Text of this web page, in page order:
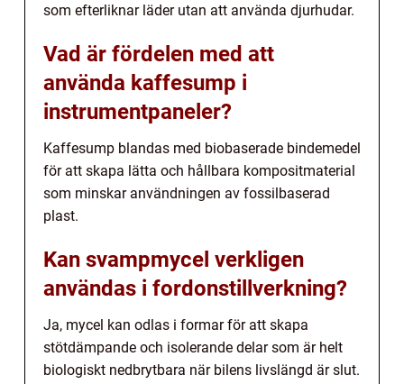
som efterliknar läder utan att använda djurhudar.
Vad är fördelen med att
använda kaffesump i
instrumentpaneler?
Kaffesump blandas med biobaserade bindemedel
för att skapa lätta och hållbara kompositmaterial
som minskar användningen av fossilbaserad
plast.
Kan svampmycel verkligen
användas i fordonstillverkning?
Ja, mycel kan odlas i formar för att skapa
stötdämpande och isolerande delar som är helt
biologiskt nedbrytbara när bilens livslängd är slut.